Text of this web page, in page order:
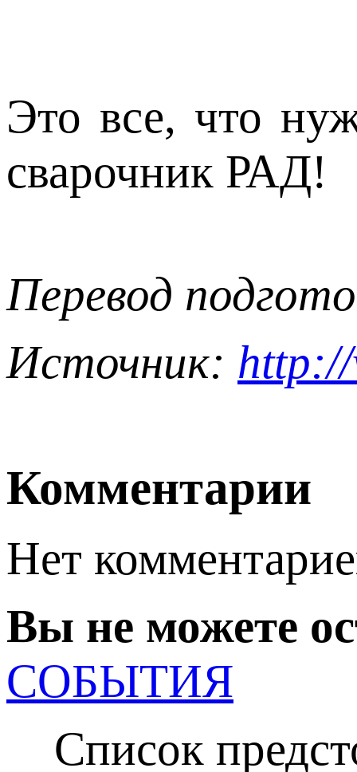
Это все, что
сварочник РАД!
Перевод
Источник:
Комментарии
Нет
Вы не можете
СОБЫТИЯ
Список